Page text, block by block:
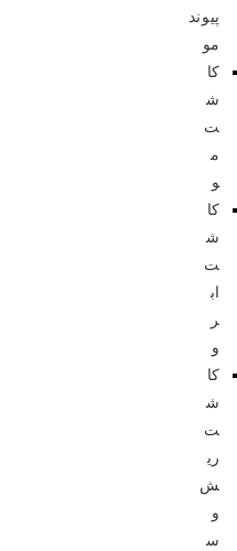
پیوند
مو
کا
ش
ت
م
و
کا
ش
ت
اب
ر
و
کا
ش
ت
ری
ش
و
س